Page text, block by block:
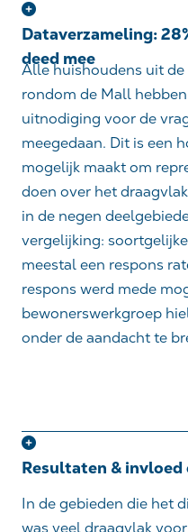
Dataverzameling:
deed mee
Alle huishoudens uit
rondom de Mall
uitnodiging voor de
meegedaan. Dit is een
mogelijk maakt om
doen over het
in de negen
vergelijking:
meestal een respons
respons werd mede
bewonerswerkgroep
onder de aandacht te
Resultaten &
In de gebieden die het
was veel draagvlak